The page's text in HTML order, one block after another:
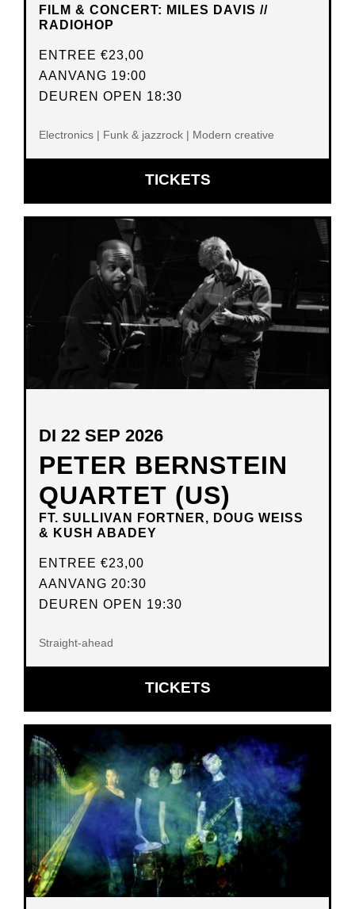
FILM & CONCERT: MILES DAVIS //
RADIOHOP
ENTREE €23,00
AANVANG 19:00
DEUREN OPEN 18:30
Electronics | Funk & jazzrock | Modern creative
TICKETSOPENT
IN
VENSTER
PETER BERNSTEIN
QUARTET (US)
FT. SULLIVAN FORTNER, DOUG WEISS
& KUSH ABADEY
DI 22 SEP 2026
ENTREE €23,00
AANVANG 20:30
DEUREN OPEN 19:30
Straight-ahead
TICKETSOPENT
IN
NIEUW
VENSTER